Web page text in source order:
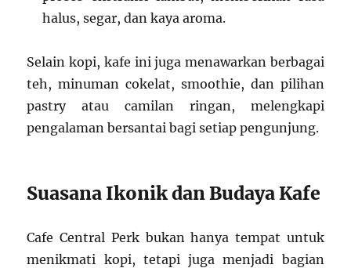
halus, segar, dan kaya aroma.
Selain kopi, kafe ini juga menawarkan berbagai
teh, minuman cokelat, smoothie, dan pilihan
pastry atau camilan ringan, melengkapi
pengalaman bersantai bagi setiap pengunjung.
Suasana Ikonik dan Budaya Kafe
Cafe Central Perk bukan hanya tempat untuk
menikmati kopi, tetapi juga menjadi bagian